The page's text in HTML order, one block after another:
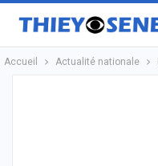
Accueil Actualité nationale